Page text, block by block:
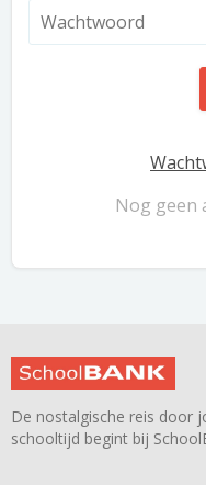
Nog geen
De nostalgische reis door
schooltijd begint bij